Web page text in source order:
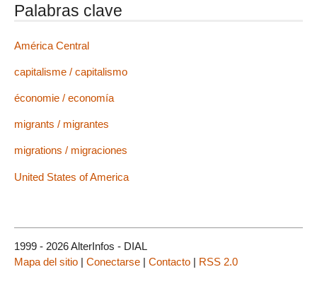
Palabras clave
América Central
capitalisme / capitalismo
économie / economía
migrants / migrantes
migrations / migraciones
United States of America
1999 - 2026 AlterInfos - DIAL
Mapa del sitio
Conectarse Contacto RSS 2.0